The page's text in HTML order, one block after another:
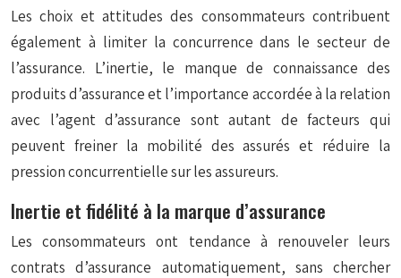
Les choix et attitudes des consommateurs contribuent
également à limiter la concurrence dans le secteur de
l’assurance. L’inertie, le manque de connaissance des
produits d’assurance et l’importance accordée à la relation
avec l’agent d’assurance sont autant de facteurs qui
peuvent freiner la mobilité des assurés et réduire la
pression concurrentielle sur les assureurs.
Inertie et fidélité à la marque d’assurance
Les consommateurs ont tendance à renouveler leurs
contrats d’assurance automatiquement, sans chercher